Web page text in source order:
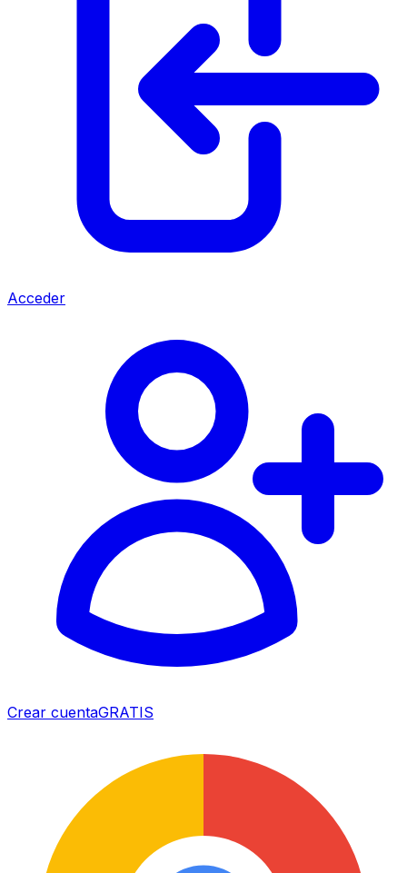
Acceder
Crear cuentaGRATIS